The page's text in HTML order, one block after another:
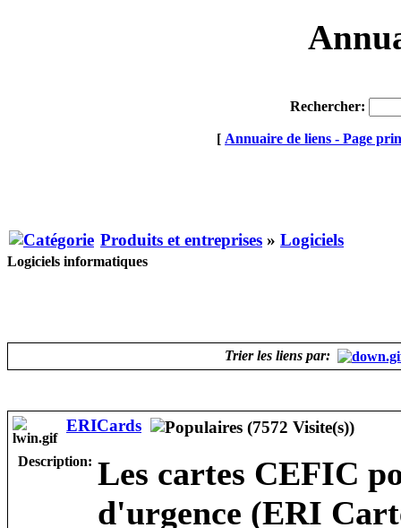
Rechercher:
[ Annuaire de liens - Page
Produits et entreprises » Logiciels
Logiciels informatiques
Trier les liens par:
ERICards
Description: Les cartes CEFIC
d'urgence (ERI